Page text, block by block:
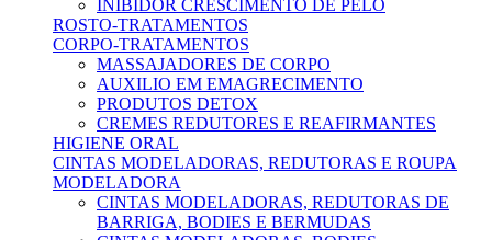
INIBIDOR CRESCIMENTO DE PELO
ROSTO-TRATAMENTOS
CORPO-TRATAMENTOS
MASSAJADORES DE CORPO
AUXILIO EM EMAGRECIMENTO
PRODUTOS DETOX
CREMES REDUTORES E REAFIRMANTES
HIGIENE ORAL
CINTAS MODELADORAS, REDUTORAS E ROUPA
MODELADORA
CINTAS MODELADORAS, REDUTORAS DE
BARRIGA, BODIES E BERMUDAS